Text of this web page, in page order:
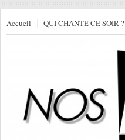
Accueil QUI CHANTE CE SOIR ?